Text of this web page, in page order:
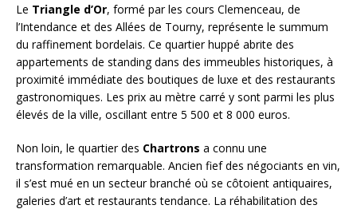
Le Triangle d’Or, formé par les cours Clemenceau, de
l’Intendance et des Allées de Tourny, représente le summum
du raffinement bordelais. Ce quartier huppé abrite des
appartements de standing dans des immeubles historiques, à
proximité immédiate des boutiques de luxe et des restaurants
gastronomiques. Les prix au mètre carré y sont parmi les plus
élevés de la ville, oscillant entre 5 500 et 8 000 euros.
Non loin, le quartier des Chartrons a connu une
transformation remarquable. Ancien fief des négociants en vin,
il s’est mué en un secteur branché où se côtoient antiquaires,
galeries d’art et restaurants tendance. La réhabilitation des